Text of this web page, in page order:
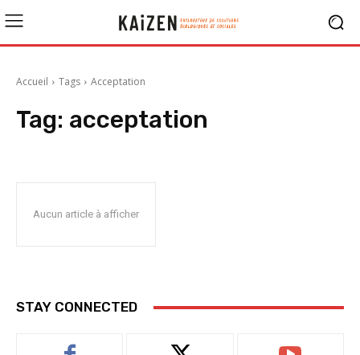
Accueil Tags Acceptation
Tag: acceptation
Aucun article à afficher
STAY CONNECTED